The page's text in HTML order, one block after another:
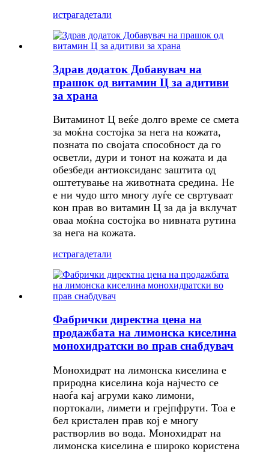
истрагадетали
Здрав додаток Добавувач на
прашок од витамин Ц за адитиви
за храна
Витаминот Ц веќе долго време се смета
за моќна состојка за нега на кожата,
позната по својата способност да го
осветли, дури и тонот на кожата и да
обезбеди антиоксиданс заштита од
оштетување на животната средина. Не
е ни чудо што многу луѓе се свртуваат
кон прав во витамин Ц за да ја вклучат
оваа моќна состојка во нивната рутина
за нега на кожата.
истрагадетали
Фабрички директна цена на
продажбата на лимонска киселина
монохидратски во прав снабдувач
Монохидрат на лимонска киселина е
природна киселина која најчесто се
наоѓа кај агруми како лимони,
портокали, лимети и грејпфрути. Тоа е
бел кристален прав кој е многу
растворлив во вода. Монохидрат на
лимонска киселина е широко користена